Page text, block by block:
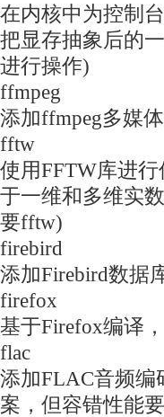
在内核中为控制
把显存抽象后的
进行操作)
ffmpeg
添加ffmpeg多媒
fftw
使用FFTW库进
于一维和多维实
要fftw)
firebird
添加Firebird数据
firefox
基于Firefox编译
flac
添加FLAC音频编
案，但容错性能